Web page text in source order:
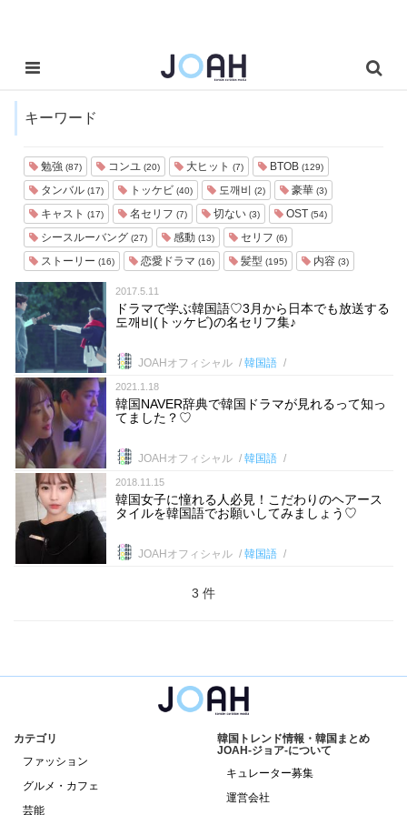
キーワード
勉強 (87) コンユ (20) 大ヒット (7) BTOB (129)
タンバル (17) トッケビ (40) 도깨비 (2) 豪華 (3)
キャスト (17) 名セリフ (7) 切ない (3) OST (54)
シースルーバング (27) 感動 (13) セリフ (6)
ストーリー (16) 恋愛ドラマ (16) 髪型 (195) 内容 (3)
2017.5.11
ドラマで学ぶ韓国語♡3月から日本でも放送する
도깨비(トッケビ)の名セリフ集♪
JOAHオフィシャル 韓国語
2021.1.18
韓国NAVER辞典で韓国ドラマが見れるって知っ
てました？♡
JOAHオフィシャル 韓国語
2018.11.15
韓国女子に憧れる人必見！こだわりのヘアース
タイルを韓国語でお願いしてみましょう♡
JOAHオフィシャル 韓国語
3 件
カテゴリ
ファッション
グルメ・カフェ
芸能
韓国トレンド情報・韓国まとめ
JOAH-ジョア-について
キュレーター募集
運営会社